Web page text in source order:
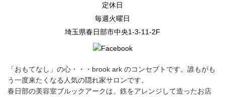
定休日
毎週火曜日
埼玉県春日部市中央1-3-11-2F
「おもてなし」の心・・・brook ark のコンセプトです。誰もがも
う一度来たくなる人気の隠れ家サロンです。
春日部の美容室ブルックアークは、鉄をアレンジして造ったお店